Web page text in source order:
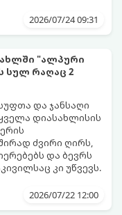
და აპრობირებული
და პირვანდელი
2026/07/24 09:31
"ალპური
სულ რაღაც 2
და ჯანსაღი
დიასახლისის
ძვირი ღირს,
და ბევრს
კი უწვევს.
ეფექტის მიღწევა
2026/07/22 12:00